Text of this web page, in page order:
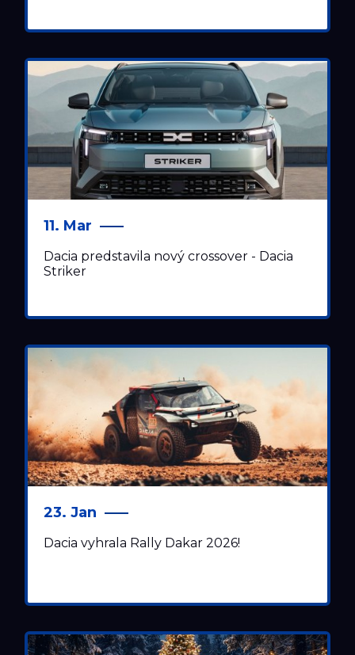
11. Mar
Dacia predstavila nový crossover - Dacia
Striker
23. Jan
Dacia vyhrala Rally Dakar 2026!